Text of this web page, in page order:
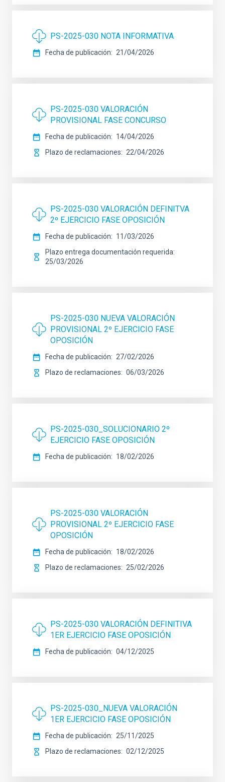
PS-2025-030 NOTA INFORMATIVA
Fecha de publicación 21/04/2026
PS-2025-030 VALORACIÓN
PROVISIONAL FASE CONCURSO
Fecha de publicación
14/04/2026
Plazo de reclamaciones
22/04/2026
PS-2025-030 VALORACIÓN DEFINITVA
2º EJERCICIO FASE OPOSICIÓN
Fecha de publicación
11/03/2026
Plazo entrega documentación requerida
25/03/2026
PS-2025-030 NUEVA VALORACIÓN
PROVISIONAL 2º EJERCICIO FASE
OPOSICIÓN
Fecha de publicación
27/02/2026
Plazo de reclamaciones
06/03/2026
PS-2025-030_SOLUCIONARIO 2º
EJERCICIO FASE OPOSICIÓN
Fecha de publicación 18/02/2026
PS-2025-030 VALORACIÓN
PROVISIONAL 2º EJERCICIO FASE
OPOSICIÓN
Fecha de publicación
18/02/2026
Plazo de reclamaciones
25/02/2026
PS-2025-030 VALORACIÓN DEFINITIVA
1ER EJERCICIO FASE OPOSICIÓN
Fecha de publicación 04/12/2025
PS-2025-030_NUEVA VALORACIÓN
1ER EJERCICIO FASE OPOSICIÓN
Fecha de publicación
25/11/2025
Plazo de reclamaciones
02/12/2025